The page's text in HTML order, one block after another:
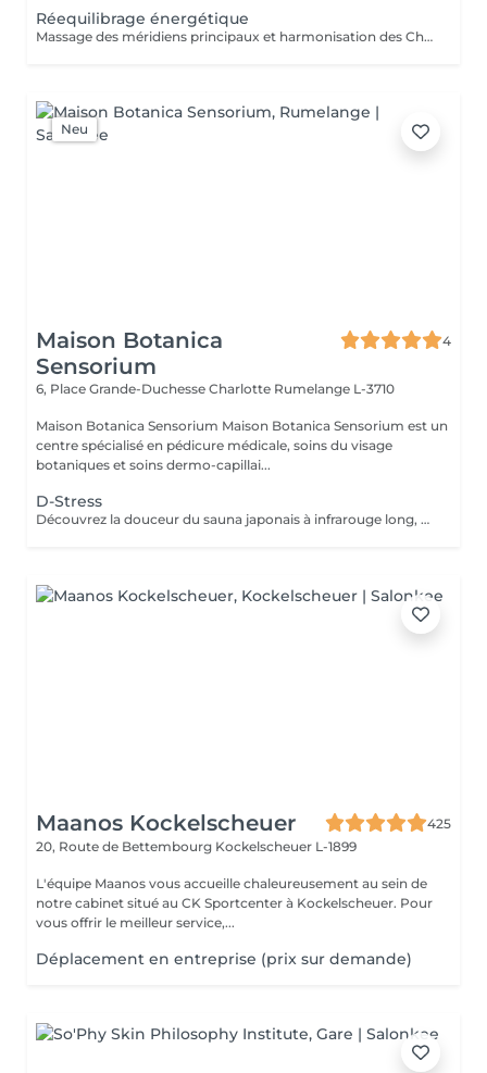
Réequilibrage énergétique
Massage des méridiens principaux et harmonisation des Chakras pour aider à gérer ses émotions et se sentir bien dans son corps
Neu
Maison Botanica
Sensorium
4
6, Place Grande-Duchesse Charlotte Rumelange L-3710
Maison Botanica Sensorium Maison Botanica Sensorium est un
centre spécialisé en pédicure médicale, soins du visage
botaniques et soins dermo-capillai...
D-Stress
Découvrez la douceur du sauna japonais à infrarouge long, une chaleur enveloppante qui favorise une relaxation profonde, stimule la sudation naturelle et procure une véritable sensation de légèreté . Un rituel idéal pour relâcher les tensions, revitaliser le corps et apaiser l'esprit.
Maanos Kockelscheuer
425
20, Route de Bettembourg Kockelscheuer L-1899
L'équipe Maanos vous accueille chaleureusement au sein de
notre cabinet situé au CK Sportcenter à Kockelscheuer. Pour
vous offrir le meilleur service,...
Déplacement en entreprise (prix sur demande)